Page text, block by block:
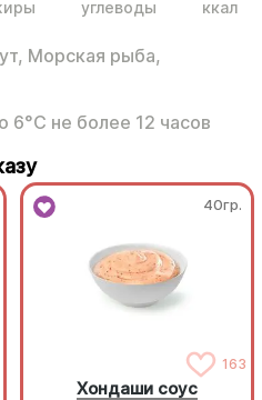
углеводы ккал
Морская рыба,
6°С не более 12 часов
40гр.
163
Хондаши соус